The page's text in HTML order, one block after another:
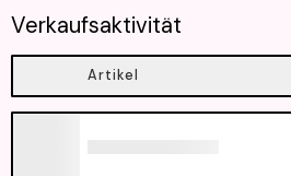
Verkaufsaktivität
Artikel